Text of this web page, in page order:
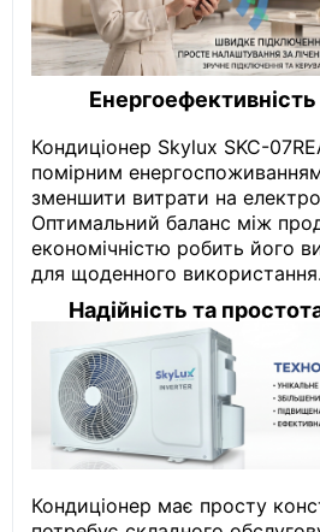
Кондиціонер Skylux SKC-
помірним
зменшити витрати на
Оптимальний баланс між
економічністю робить його
для щоденного використання.
Надійність та
Кондиціонер має просту